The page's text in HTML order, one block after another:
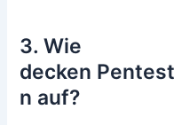
3. Wie
decken
n auf?